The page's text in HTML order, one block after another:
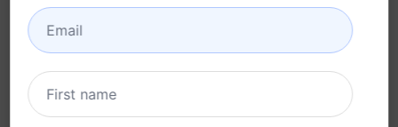
Home / Invitations à l’IA / Copywriting Prompts / Writing
Prompts /
Générateur d'articles d'actualités semblables à
des humains